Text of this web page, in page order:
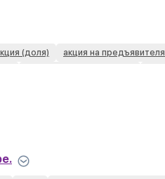
(доля) акция на предъявителя